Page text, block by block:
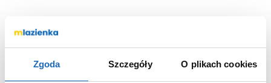
Zgoda Szczegóły O plikach cookies
Nr katalogowy